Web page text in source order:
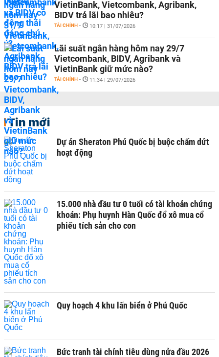
VietinBank, Vietcombank, Agribank,
BIDV trả lãi bao nhiêu?
TÀI CHÍNH - 10:17 | 31/07/2026
Lãi suất ngân hàng hôm nay 29/7
Vietcombank, BIDV, Agribank và
VietinBank giữ mức nào?
TÀI CHÍNH - 11:34 | 29/07/2026
Tin mới
Dự án Sheraton Phú Quốc bị buộc chấm dứt
hoạt động
15.000 nhà đầu tư 0 tuổi có tài khoản chứng
khoán: Phụ huynh Hàn Quốc đổ xô mua cổ
phiếu tích sản cho con
Quy hoạch 4 khu lấn biển ở Phú Quốc
Bức tranh tài chính tiêu dùng nửa đầu 2026